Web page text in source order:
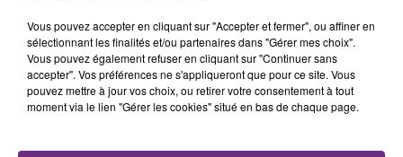
Vous pouvez accepter en cliquant sur "Accepter et fermer", ou affiner en
sélectionnant les finalités et/ou partenaires dans "Gérer mes choix".
Vous pouvez également refuser en cliquant sur "Continuer sans
accepter". Vos préférences ne s'appliqueront que pour ce site. Vous
pouvez mettre à jour vos choix, ou retirer votre consentement à tout
moment via le lien "Gérer les cookies" situé en bas de chaque page.